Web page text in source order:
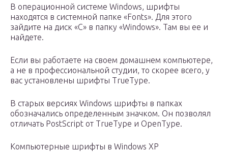
В операционной системе Windows, шрифты
находятся в системной папке «Fonts». Для этого
зайдите на диск «С» в папку «Windows». Там вы ее и
найдете.
Если вы работаете на своем домашнем компьютере,
а не в профессиональной студии, то скорее всего, у
вас установлены шрифты TrueType.
В старых версиях Windows шрифты в папках
обозначались определенным значком. Он позволял
отличать PostScript от TrueType и OpenType.
Компьютерные шрифты в Windows XP